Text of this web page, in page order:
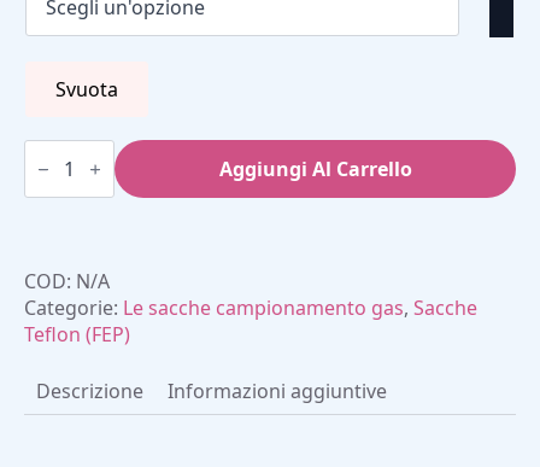
Svuota
Sacchetti
Teflon
con
Aggiungi Al Carrello
COD: N/A
Categorie: Le sacche campionamento gas, Sacche
Teflon (FEP)
Descrizione Informazioni aggiuntive